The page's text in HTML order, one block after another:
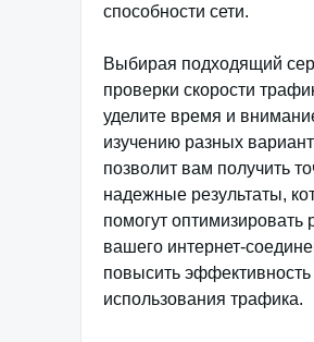
способности сети.
Выбирая подходящий
проверки скорости
уделите время и
изучению разных
позволит вам получить
надежные результаты,
помогут оптимизировать
вашего интернет-
повысить эффективность
использования трафика.